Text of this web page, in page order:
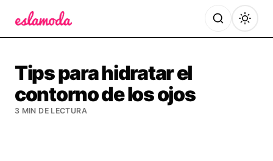
Tips para hidratar el
contorno de los ojos
3 MIN DE LECTURA